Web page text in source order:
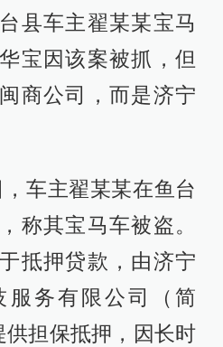
县车主翟某某宝马
宝因该案被抓，但
商公司，而是济宁
车主翟某某在鱼台
称其宝马车被盗。
抵押贷款，由济宁
服务有限公司（简
供担保抵押，因长时